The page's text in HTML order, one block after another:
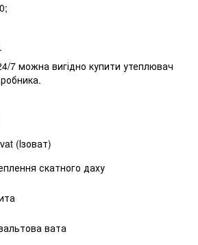
7 можна вигідно купити утеплювач
(Ізоват)
скатного даху
вата